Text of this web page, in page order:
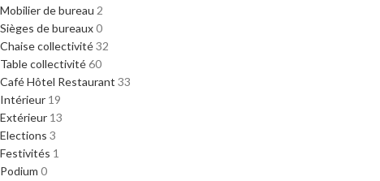
Mobilier de bureau 2
Sièges de bureaux0
Chaise collectivité32
Table collectivité60
Café Hôtel Restaurant 33
Intérieur 19
Extérieur 13
Elections 3
Festivités 1
Podium 0